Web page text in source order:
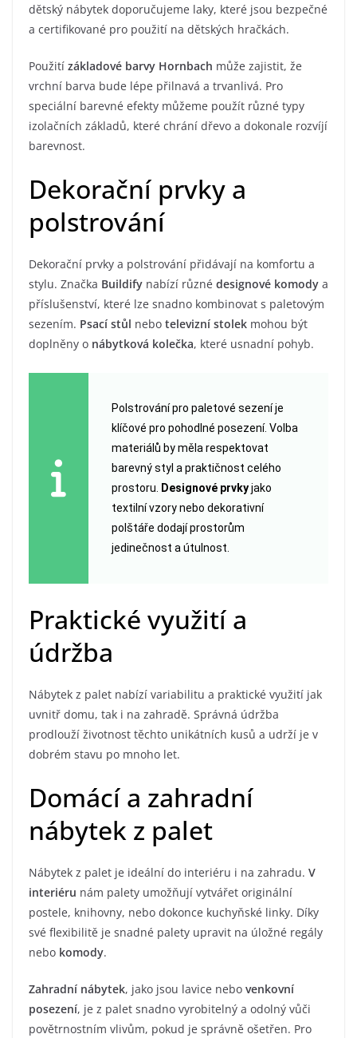
dětský nábytek doporučujeme laky, které jsou bezpečné
a certifikované pro použití na dětských hračkách.
Použití základové barvy Hornbach může zajistit, že
vrchní barva bude lépe přilnavá a trvanlivá. Pro
speciální barevné efekty můžeme použít různé typy
izolačních základů, které chrání dřevo a dokonale rozvíjí
barevnost.
Dekorační prvky a
polstrování
Dekorační prvky a polstrování přidávají na komfortu a
stylu. Značka Buildify nabízí různé designové komody a
příslušenství, které lze snadno kombinovat s paletovým
sezením. Psací stůl nebo televizní stolek mohou být
doplněny o nábytková kolečka, které usnadní pohyb.
Polstrování pro paletové sezení je
klíčové pro pohodlné posezení. Volba
materiálů by měla respektovat
barevný styl a praktičnost celého
prostoru.
Designové prvkyjako
textilní vzory nebo dekorativní
polštáře dodají prostorům
jedinečnost a útulnost.
Praktické využití a
údržba
Nábytek z palet nabízí variabilitu a praktické využití jak
uvnitř domu, tak i na zahradě. Správná údržba
prodlouží životnost těchto unikátních kusů a udrží je v
dobrém stavu po mnoho let.
Domácí a zahradní
nábytek z palet
Nábytek z palet je ideální do interiéru i na zahradu. V
interiéru nám palety umožňují vytvářet originální
postele, knihovny, nebo dokonce kuchyňské linky. Díky
své flexibilitě je snadné palety upravit na úložné regály
nebo komody.
Zahradní nábytek, jako jsou lavice nebo venkovní
posezení, je z palet snadno vyrobitelný a odolný vůči
povětrnostním vlivům, pokud je správně ošetřen. Pro